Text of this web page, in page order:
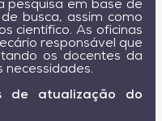
pesquisa em base de
busca, assim como
científico. As oficinas
responsável que
os docentes da
necessidades.
de atualização do